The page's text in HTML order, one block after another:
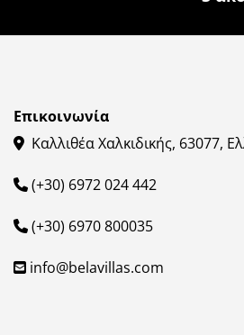
Επικοινωνία
Καλλιθέα Χαλκιδικής, 63077,
(+30) 6972 024 442
(+30) 6970 800035‬
info@belavillas.com